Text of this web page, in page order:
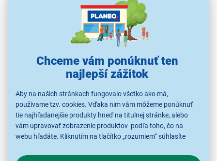
Chceme vám ponúknuť ten
najlepší zážitok
Aby na našich stránkach fungovalo všetko ako má,
používame tzv. cookies. Vďaka nim vám môžeme ponúknuť
tie najhľadanejšie produkty hneď na titulnej stránke, alebo
vám upravovať zobrazenie produktov podľa toho, čo na
webu hľadáte. Kliknutím na tlačítko „rozumiem“ súhlasíte
o chovaní na webe pre zobrazovaní cielených reklám.
Objem rúry 61 l
Priestranná rúra so sklenenými dvierkami
a vnútorným osvetlením
7 funkcií pečenia
Klasické režimy vrátane grilu a ventilátora
pre rovnomerné výsledky pečenia
Klenutý tvar rúry
Inšpirácia kamennou pecou pre lepšiu
cirkuláciu tepla
Jednoduché a intuitívne ovládanie bez